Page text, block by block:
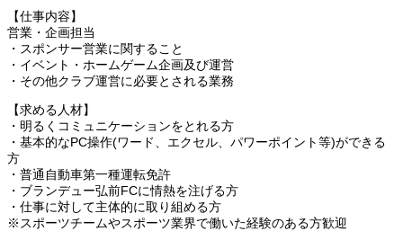
【仕事内容】
営業・企画担当
・スポンサー営業に関すること
・イベント・ホームゲーム企画及び運営
・その他クラブ運営に必要とされる業務
【求める人材】
・明るくコミュニケーションをとれる方
・基本的なPC操作(ワード、エクセル、パワーポイント等)ができる
方
・普通自動車第一種運転免許
・ブランデュー弘前FCに情熱を注げる方
・仕事に対して主体的に取り組める方
※スポーツチームやスポーツ業界で働いた経験のある方歓迎